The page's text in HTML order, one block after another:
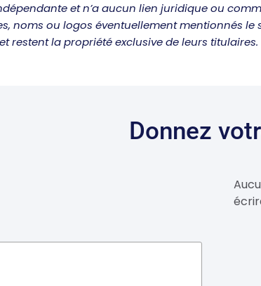
et n’a aucun lien juridique ou
noms ou logos éventuellement mentionnés le
restent la propriété exclusive de leurs titulaires.
Donnez